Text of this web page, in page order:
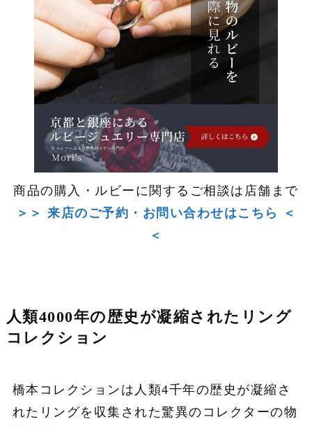
商品の購入・ルビーに関するご相談は店舗まで
＞＞ 来店のご予約・お問い合わせはこちら ＜
＜
人類4000年の歴史が凝縮されたリング
コレクション
橋本コレクションは人類4千年の歴史が凝縮さ
れたリングを収集された驚異のコレクターの物